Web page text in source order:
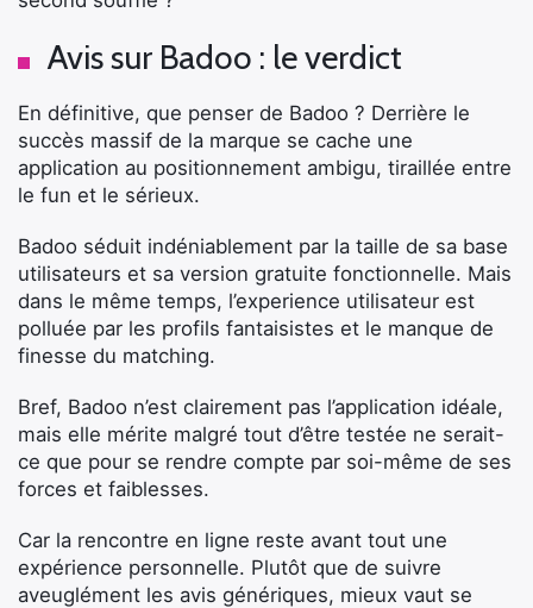
Avis sur Badoo : le verdict
En définitive, que penser de Badoo ? Derrière le
succès massif de la marque se cache une
application au positionnement ambigu, tiraillée entre
le fun et le sérieux.
Badoo séduit indéniablement par la taille de sa base
utilisateurs et sa version gratuite fonctionnelle. Mais
dans le même temps, l’experience utilisateur est
polluée par les profils fantaisistes et le manque de
finesse du matching.
Bref, Badoo n’est clairement pas l’application idéale,
mais elle mérite malgré tout d’être testée ne serait-
ce que pour se rendre compte par soi-même de ses
forces et faiblesses.
Car la rencontre en ligne reste avant tout une
expérience personnelle. Plutôt que de suivre
aveuglément les avis génériques, mieux vaut se